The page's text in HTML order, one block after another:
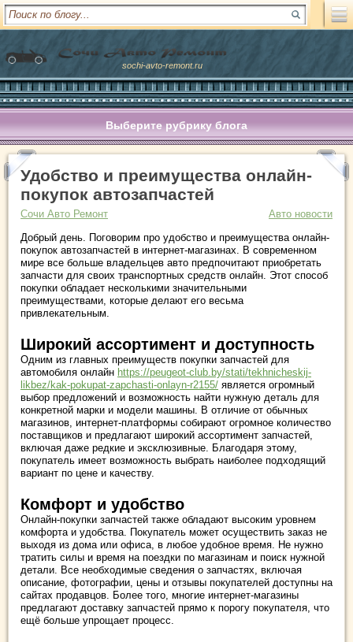
sochi-avto-remont.ru
Выберите рубрику блога
Удобство и преимущества онлайн-
покупок автозапчастей
Сочи Авто Ремонт
Авто новости
Добрый день. Поговорим про удобство и преимущества онлайн-
покупок автозапчастей в интернет-магазинах. В современном
мире все больше владельцев авто предпочитают приобретать
запчасти для своих транспортных средств онлайн. Этот способ
покупки обладает несколькими значительными
преимуществами, которые делают его весьма
привлекательным.
Широкий ассортимент и доступность
Одним из главных преимуществ покупки запчастей для
автомобиля онлайн https://peugeot-club.by/stati/tekhnicheskij-
likbez/kak-pokupat-zapchasti-onlayn-r2155/ является огромный
выбор предложений и возможность найти нужную деталь для
конкретной марки и модели машины. В отличие от обычных
магазинов, интернет-платформы собирают огромное количество
поставщиков и предлагают широкий ассортимент запчастей,
включая даже редкие и эксклюзивные. Благодаря этому,
покупатель имеет возможность выбрать наиболее подходящий
вариант по цене и качеству.
Комфорт и удобство
Онлайн-покупки запчастей также обладают высоким уровнем
комфорта и удобства. Покупатель может осуществить заказ не
выходя из дома или офиса, в любое удобное время. Не нужно
тратить силы и время на поездки по магазинам и поиск нужной
детали. Все необходимые сведения о запчастях, включая
описание, фотографии, цены и отзывы покупателей доступны на
сайтах продавцов. Более того, многие интернет-магазины
предлагают доставку запчастей прямо к порогу покупателя, что
ещё больше упрощает процесс.